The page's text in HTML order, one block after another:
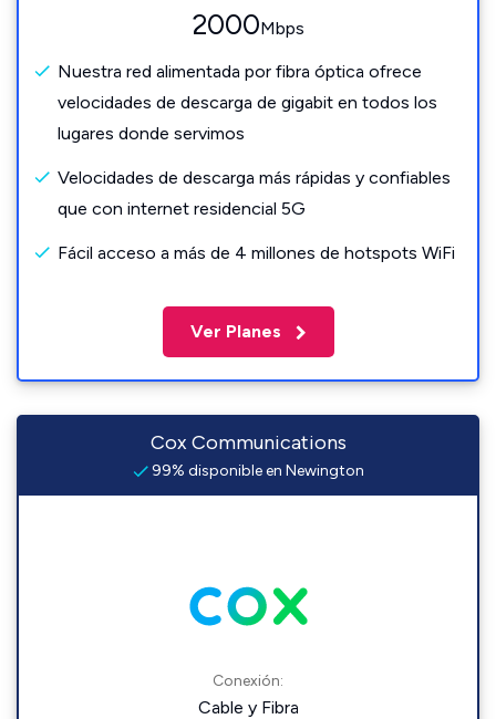
2000Mbps
Nuestra red alimentada por fibra óptica ofrece
velocidades de descarga de gigabit en todos los
lugares donde servimos
Velocidades de descarga más rápidas y confiables
que con internet residencial 5G
Fácil acceso a más de 4 millones de hotspots WiFi
Ver Planes
Cox Communications
99% disponible en Newington
Conexión:
Cable y Fibra